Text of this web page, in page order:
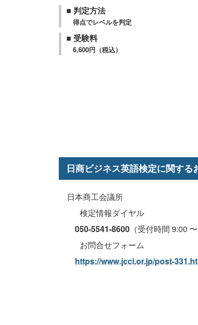
■ 判定方法
得点でレベルを判定
■ 受験料
6,600円（税込）
日商ビジネス英語検定に関する
日本商工会議所
検定情報ダイヤル
050-5541-8600 （受付時間 9:00
お問合せフォーム
https://www.jcci.or.jp/post-